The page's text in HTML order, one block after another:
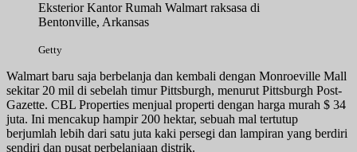
Eksterior Kantor Rumah Walmart raksasa di
Bentonville, Arkansas
Getty
Walmart baru saja berbelanja dan kembali dengan Monroeville Mall
sekitar 20 mil di sebelah timur Pittsburgh, menurut Pittsburgh Post-
Gazette. CBL Properties menjual properti dengan harga murah $ 34
juta. Ini mencakup hampir 200 hektar, sebuah mal tertutup
berjumlah lebih dari satu juta kaki persegi dan lampiran yang berdiri
sendiri dan pusat perbelanjaan distrik.